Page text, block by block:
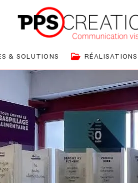
& SOLUTIONS RÉALISATIONS